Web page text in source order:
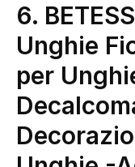
6.
Unghie
per